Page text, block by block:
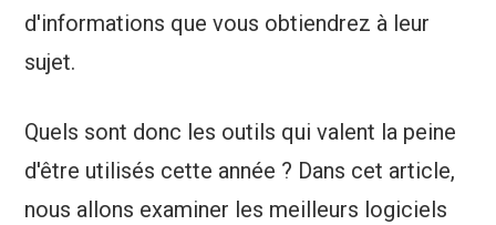
d'informations que vous obtiendrez à leur
sujet.
Quels sont donc les outils qui valent la peine
d'être utilisés cette année ? Dans cet article,
nous allons examiner les meilleurs logiciels